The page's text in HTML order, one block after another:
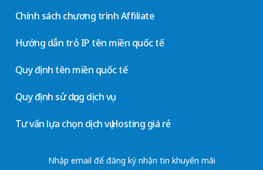
Chính sách chương trình Affiliate
Hướng dẫn trỏ IP tên miền quốc tế
Quy định tên miền quốc tế
Quy định sử dụng dịch vụ
Tư vấn lựa chọn dịch vụ Hosting giá rẻ
Nhập email để đăng ký nhận tin khuyến mãi